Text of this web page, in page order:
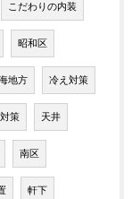
こだわりの内装
昭和区
地方 冷え対策
策 天井
南区
軒下